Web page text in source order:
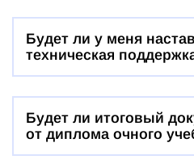
Будет ли у меня
техническая
Будет ли итоговый
от диплома очного